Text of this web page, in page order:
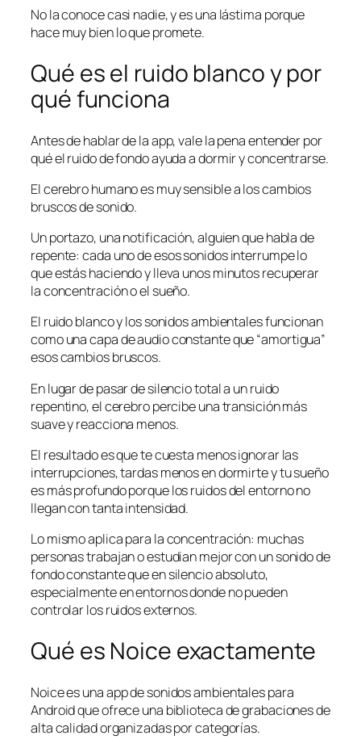
No la conoce casi nadie, y es una lástima porque
hace muy bien lo que promete.
Qué es el ruido blanco y por
qué funciona
Antes de hablar de la app, vale la pena entender por
qué el ruido de fondo ayuda a dormir y concentrarse.
El cerebro humano es muy sensible a los cambios
bruscos de sonido.
Un portazo, una notificación, alguien que habla de
repente: cada uno de esos sonidos interrumpe lo
que estás haciendo y lleva unos minutos recuperar
la concentración o el sueño.
El ruido blanco y los sonidos ambientales funcionan
como una capa de audio constante que “amortigua”
esos cambios bruscos.
En lugar de pasar de silencio total a un ruido
repentino, el cerebro percibe una transición más
suave y reacciona menos.
El resultado es que te cuesta menos ignorar las
interrupciones, tardas menos en dormirte y tu sueño
es más profundo porque los ruidos del entorno no
llegan con tanta intensidad.
Lo mismo aplica para la concentración: muchas
personas trabajan o estudian mejor con un sonido de
fondo constante que en silencio absoluto,
especialmente en entornos donde no pueden
controlar los ruidos externos.
Qué es Noice exactamente
Noice es una app de sonidos ambientales para
Android que ofrece una biblioteca de grabaciones de
alta calidad organizadas por categorías.